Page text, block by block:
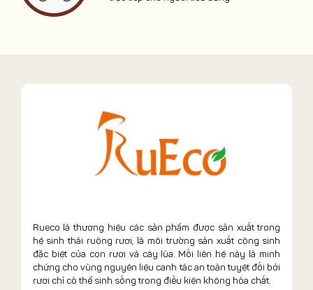
Rueco là thương hiệu các sản phẩm được sản xuất trong
hệ sinh thái ruộng rươi, là môi trường sản xuất cộng sinh
đặc biệt của con rươi và cây lúa. Mối liên hệ này là minh
chứng cho vùng nguyên liệu canh tác an toàn tuyệt đối bởi
rươi chỉ có thể sinh sống trong điều kiện không hóa chất.